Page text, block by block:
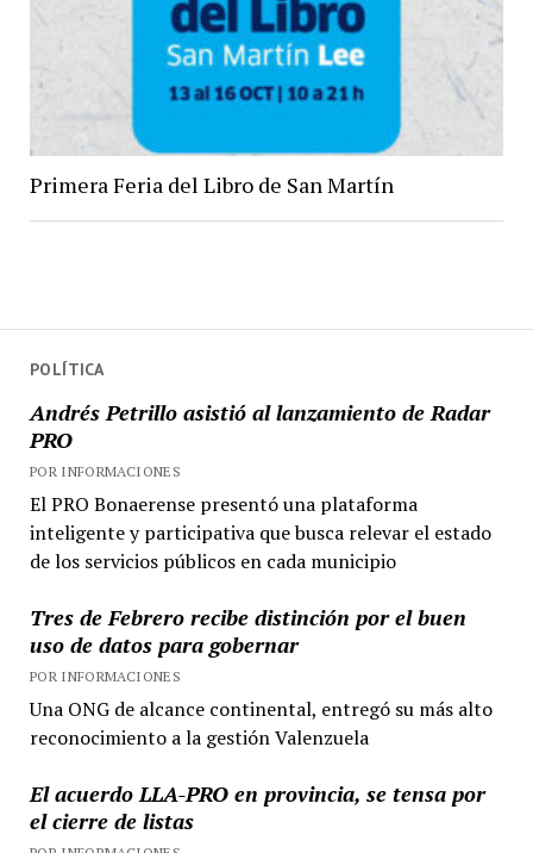
POLÍTICA
Andrés Petrillo asistió al lanzamiento de Radar
PRO
POR INFORMACIONES
El PRO Bonaerense presentó una plataforma
inteligente y participativa que busca relevar el estado
de los servicios públicos en cada municipio
Tres de Febrero recibe distinción por el buen
uso de datos para gobernar
POR INFORMACIONES
Una ONG de alcance continental, entregó su más alto
reconocimiento a la gestión Valenzuela
El acuerdo LLA-PRO en provincia, se tensa por
el cierre de listas
Primera Feria del Libro de San Martín